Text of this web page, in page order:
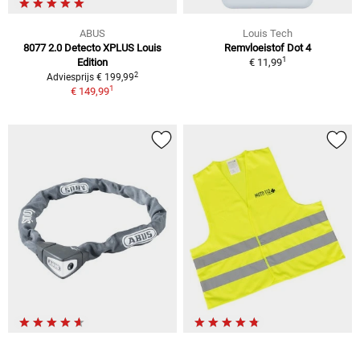
ABUS
8077 2.0 Detecto XPLUS Louis
Edition
Adviesprijs € 199,992
€ 149,991
Louis Tech
Remvloeistof Dot 4
€ 11,991